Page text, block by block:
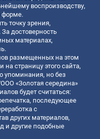
воспроизводству,
форме.
точку зрения,
достоверность
материалах,
размещенных на этом
страницу этого сайта,
упоминания, но без
«Золотая середина»
будет считаться:
последующее
с
других материалов,
и другие подобные